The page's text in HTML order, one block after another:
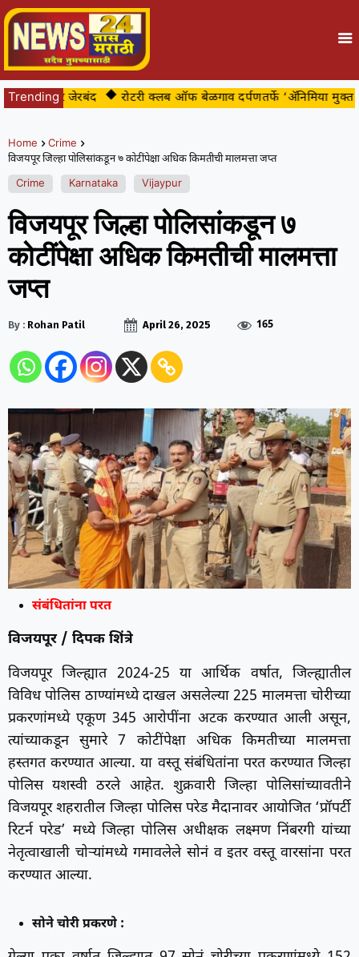
Trendingअखेर जेरबंद रोटरी क्लब ऑफ बेळगाव दर्पणतर्फे ‘ॲनिमिया मुक्त
Home
Crime
विजयपूर जिल्हा पोलिसांकडून ७ कोटींपेक्षा अधिक किमतीची मालमत्ता जप्त
Crime
Karnataka Vijaypur
विजयपूर जिल्हा पोलिसांकडून ७
कोटींपेक्षा अधिक किमतीची मालमत्ता
जप्त
By : Rohan Patil April 26, 2025 165
संबंधितांना परत
विजयपूर / दिपक शिंत्रे
विजयपूर जिल्ह्यात 2024-25 या आर्थिक वर्षात, जिल्ह्यातील
विविध पोलिस ठाण्यांमध्ये दाखल असलेल्या 225 मालमत्ता चोरीच्या
प्रकरणांमध्ये एकूण 345 आरोपींना अटक करण्यात आली असून,
त्यांच्याकडून सुमारे 7 कोटींपेक्षा अधिक किमतीच्या मालमत्ता
हस्तगत करण्यात आल्या. या वस्तू संबंधितांना परत करण्यात जिल्हा
पोलिस यशस्वी ठरले आहेत. शुक्रवारी जिल्हा पोलिसांच्यावतीने
विजयपूर शहरातील जिल्हा पोलिस परेड मैदानावर आयोजित ‘प्रॉपर्टी
रिटर्न परेड’ मध्ये जिल्हा पोलिस अधीक्षक लक्ष्मण निंबरगी यांच्या
नेतृत्वाखाली चोऱ्यांमध्ये गमावलेले सोनं व इतर वस्तू वारसांना परत
करण्यात आल्या.
सोने चोरी प्रकरणे :